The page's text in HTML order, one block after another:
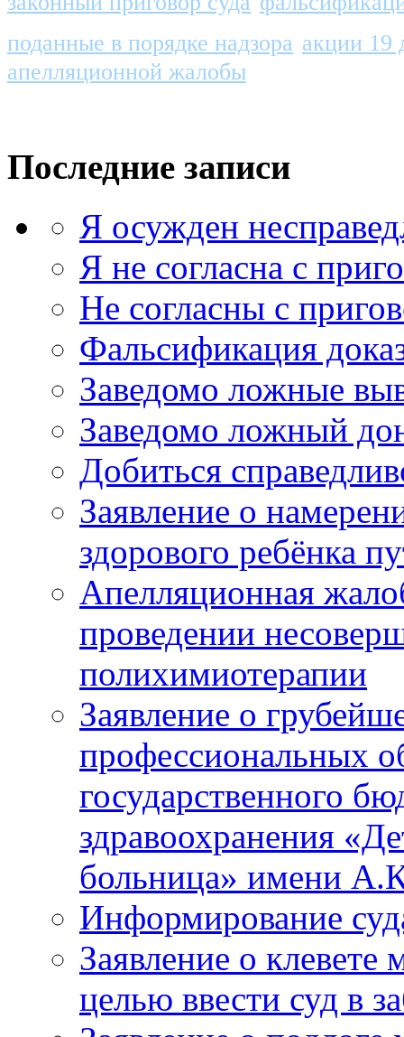
поданные в порядке надзора акции 19
апелляционной жалобы
Последние записи
Я осужден
Я не согласна с
Не согласны с
Фальсификация
Заведомо ложные
Заведомо ложный
Добиться
Заявление о
здорового ребёнка
Апелляционная
проведении
полихимиотерапии
Заявление о
профессиональных
государственного
здравоохранения
больница» имени
Информирование
Заявление о клевете
целью ввести суд в